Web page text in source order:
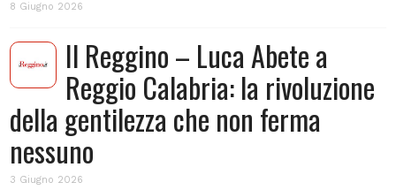
8 Giugno 2026
Il Reggino – Luca Abete a
Reggio Calabria: la rivoluzione
della gentilezza che non ferma
nessuno
3 Giugno 2026